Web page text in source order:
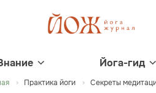
Йога-гид
Практика йоги Секреты